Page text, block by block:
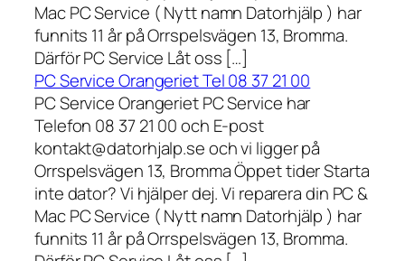
Mac PC Service ( Nytt namn Datorhjälp ) har
funnits 11 år på Orrspelsvägen 13, Bromma.
Därför PC Service Låt oss […]
PC Service Orangeriet Tel 08 37 21 00
PC Service Orangeriet PC Service har
Telefon 08 37 21 00 och E-post
kontakt@datorhjalp.se och vi ligger på
Orrspelsvägen 13, Bromma Öppet tider Starta
inte dator? Vi hjälper dej. Vi reparera din PC &
Mac PC Service ( Nytt namn Datorhjälp ) har
funnits 11 år på Orrspelsvägen 13, Bromma.